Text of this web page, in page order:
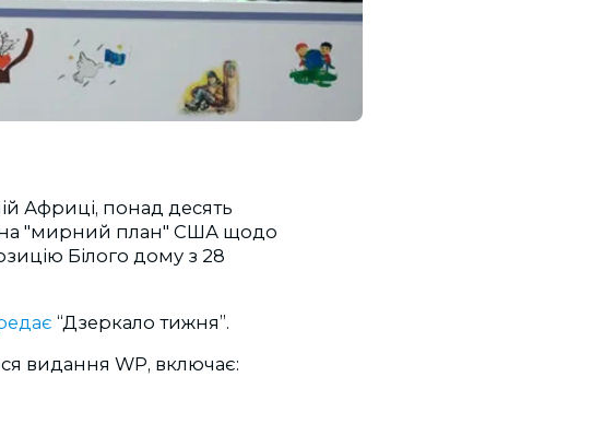
Африці, понад десять
"мирний план" США щодо
Білого дому з 28
“Дзеркало тижня”.
видання WP, включає: